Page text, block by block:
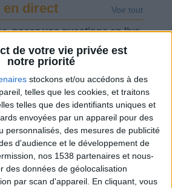
de votre vie privée est
notre priorité
stockons et/ou accédons à des
telles que les cookies, et traitons
telles que des identifiants uniques et
envoyées par un appareil pour des
personnalisés, des mesures de publicité
d'audience et le développement de
nos 1538 partenaires et nous-
des données de géolocalisation
par scan d'appareil. En cliquant, vous
en direct Voir tout
posez vos questions en live
diététiciennes du